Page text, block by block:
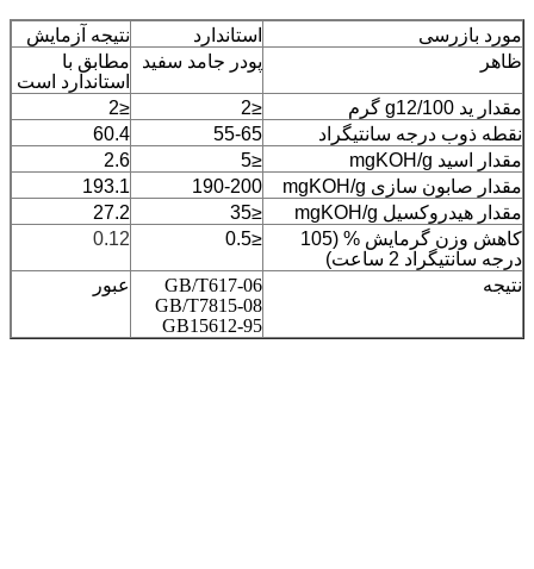
مورد بازرسی استاندارد
نتیجه آزمایش
ظاهر
پودر جامد سفید
مطابق با
استاندارد است
مقدار ید g12/100 گرم
≤2
≤2
نقطه ذوب درجه سانتیگراد
55-65
60.4
مقدار اسید mgKOH/g
≤5
2.6
مقدار صابون سازی mgKOH/g
190-200
193.1
مقدار هیدروکسیل mgKOH/g
≤35
27.2
کاهش وزن گرمایش % (105
درجه سانتیگراد 2 ساعت)
≤0.5
0.12
نتیجه
GB/T617-06
GB/T7815-08
GB15612-95
عبور